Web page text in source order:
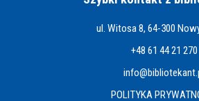
ul. Witosa 8, 64-300
+48 61 44 21 270
POLITYKA